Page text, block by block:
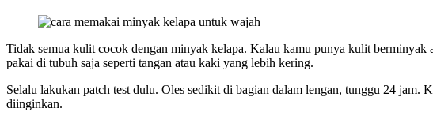
Tidak semua kulit cocok dengan minyak kelapa. Kalau kamu punya kulit
pakai di tubuh saja seperti tangan atau kaki yang lebih kering.
Selalu lakukan patch test dulu. Oles sedikit di bagian dalam lengan, tunggu 24
diinginkan.